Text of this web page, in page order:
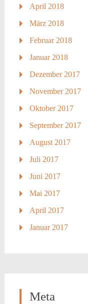
April 2018
März 2018
Februar 2018
Januar 2018
Dezember 2017
November 2017
Oktober 2017
September 2017
August 2017
Juli 2017
Juni 2017
Mai 2017
April 2017
Januar 2017
Meta